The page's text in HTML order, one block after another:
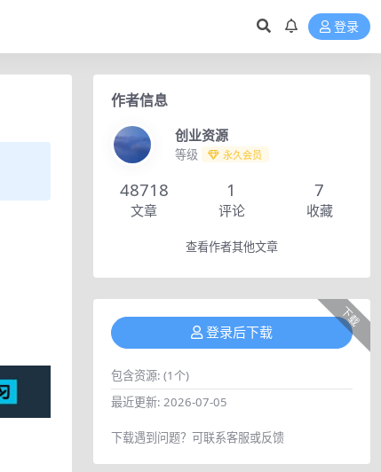
登录
作者信息
创业资源
等级 永久会员
48718
文章
1
评论
7
收藏
查看作者其他文章
下载
登录后下载
包含资源: (1个)
最近更新: 2026-07-05
下载遇到问题？可联系客服或反馈